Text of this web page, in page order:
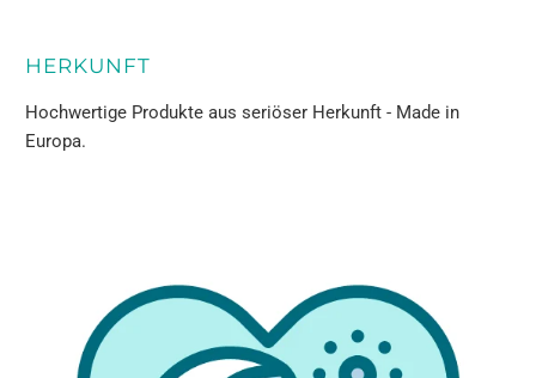
HERKUNFT
Hochwertige Produkte aus seriöser Herkunft - Made in
Europa.